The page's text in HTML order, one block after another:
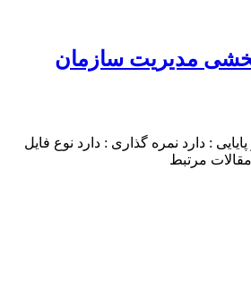
مدیریت سازمان
: 32 روایی و پایایی : دارد نمره گذاری : دارد نوع فایل